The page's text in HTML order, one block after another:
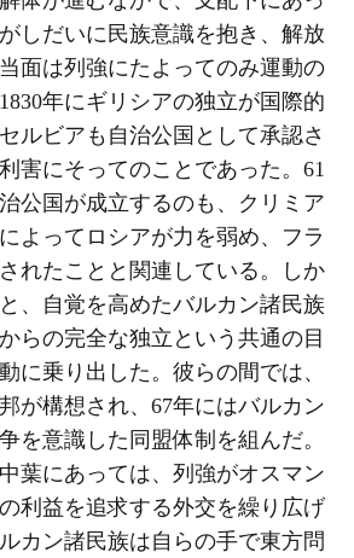
しだいに民族意識を抱き、解放
面は列強にたよってのみ運動の
年にギリシアの独立が国際的
ルビアも自治公国として承認さ
害にそってのことであった。61
公国が成立するのも、クリミア
よってロシアが力を弱め、フラ
れたことと関連している。しか
、自覚を高めたバルカン諸民族
らの完全な独立という共通の目
に乗り出した。彼らの間では、
が構想され、67年にはバルカン
を意識した同盟体制を組んだ。
葉にあっては、列強がオスマン
利益を追求する外交を繰り広げ
カン諸民族は自らの手で東方問